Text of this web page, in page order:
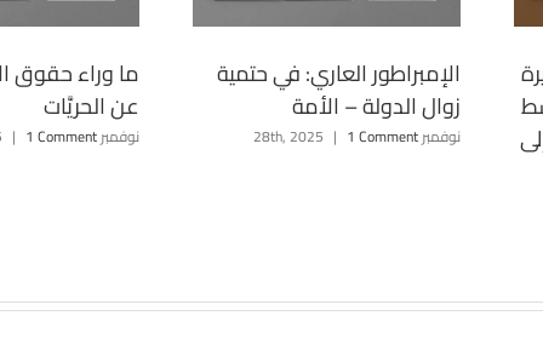
ما وراء حقوق
عن الحريَّات
نوفمبر 28th, 2025 | 1 Comment
الإمبراطور العاري: في حتمية
زوال الدولة – الأمة
نوفمبر 28th, 2025 | 1 Comment